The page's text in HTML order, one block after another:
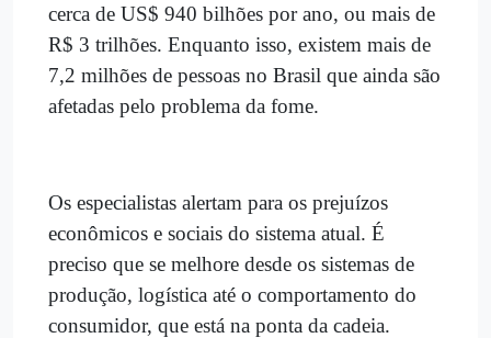
cerca de US$ 940 bilhões por ano, ou mais de
R$ 3 trilhões. Enquanto isso, existem mais de
7,2 milhões de pessoas no Brasil que ainda são
afetadas pelo problema da fome.
Os especialistas alertam para os prejuízos
econômicos e sociais do sistema atual. É
preciso que se melhore desde os sistemas de
produção, logística até o comportamento do
consumidor, que está na ponta da cadeia.